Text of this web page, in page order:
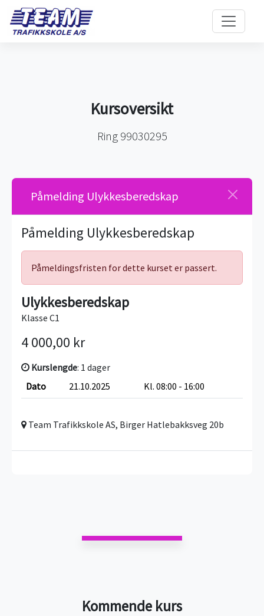
Kursoversikt
Ring 99030295
Påmelding Ulykkesberedskap
Påmelding Ulykkesberedskap
Påmeldingsfristen for dette kurset er passert.
Ulykkesberedskap
Klasse C1
4 000,00 kr
Kurslengde: 1 dager
Dato
21.10.2025 Kl. 08:00 - 16:00
Team Trafikkskole AS, Birger Hatlebakksveg 20b
Kommende kurs